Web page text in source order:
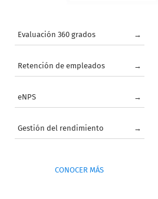
Evaluación 360 grados →
Retención de empleados →
eNPS →
Gestión del rendimiento →
CONOCER MÁS